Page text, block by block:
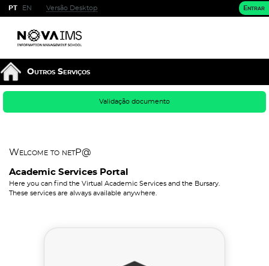
PT EN Versão Desktop Entrar
Outros Serviços
Validação documento
Welcome to netP@
Academic Services Portal
Here you can find the Virtual Academic Services and the Bursary.
These services are always available anywhere.